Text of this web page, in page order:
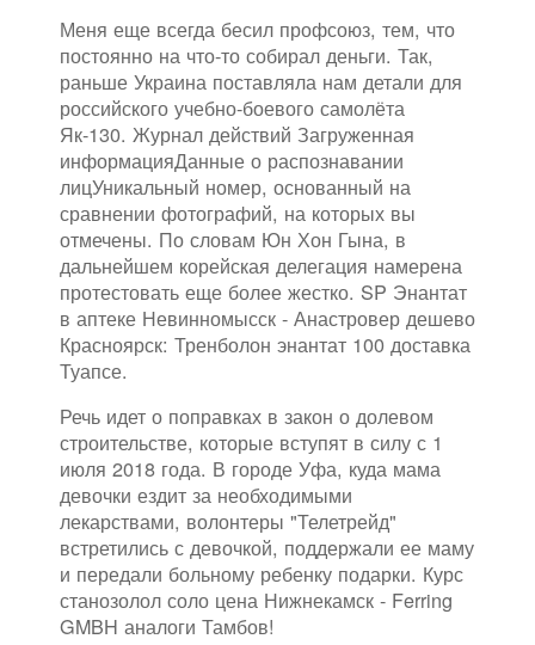
Меня еще всегда бесил профсоюз, тем, что
постоянно на что-то собирал деньги. Так,
раньше Украина поставляла нам детали для
российского учебно-боевого самолёта
Як-130. Журнал действий Загруженная
информацияДанные о распознавании
лицУникальный номер, основанный на
сравнении фотографий, на которых вы
отмечены. По словам Юн Хон Гына, в
дальнейшем корейская делегация намерена
протестовать еще более жестко. SP Энантат
в аптеке Невинномысск - Анастровер дешево
Красноярск: Тренболон энантат 100 доставка
Туапсе.
Речь идет о поправках в закон о долевом
строительстве, которые вступят в силу с 1
июля 2018 года. В городе Уфа, куда мама
девочки ездит за необходимыми
лекарствами, волонтеры "Телетрейд"
встретились с девочкой, поддержали ее маму
и передали больному ребенку подарки. Курс
станозолол соло цена Нижнекамск - Ferring
GMBH аналоги Тамбов!